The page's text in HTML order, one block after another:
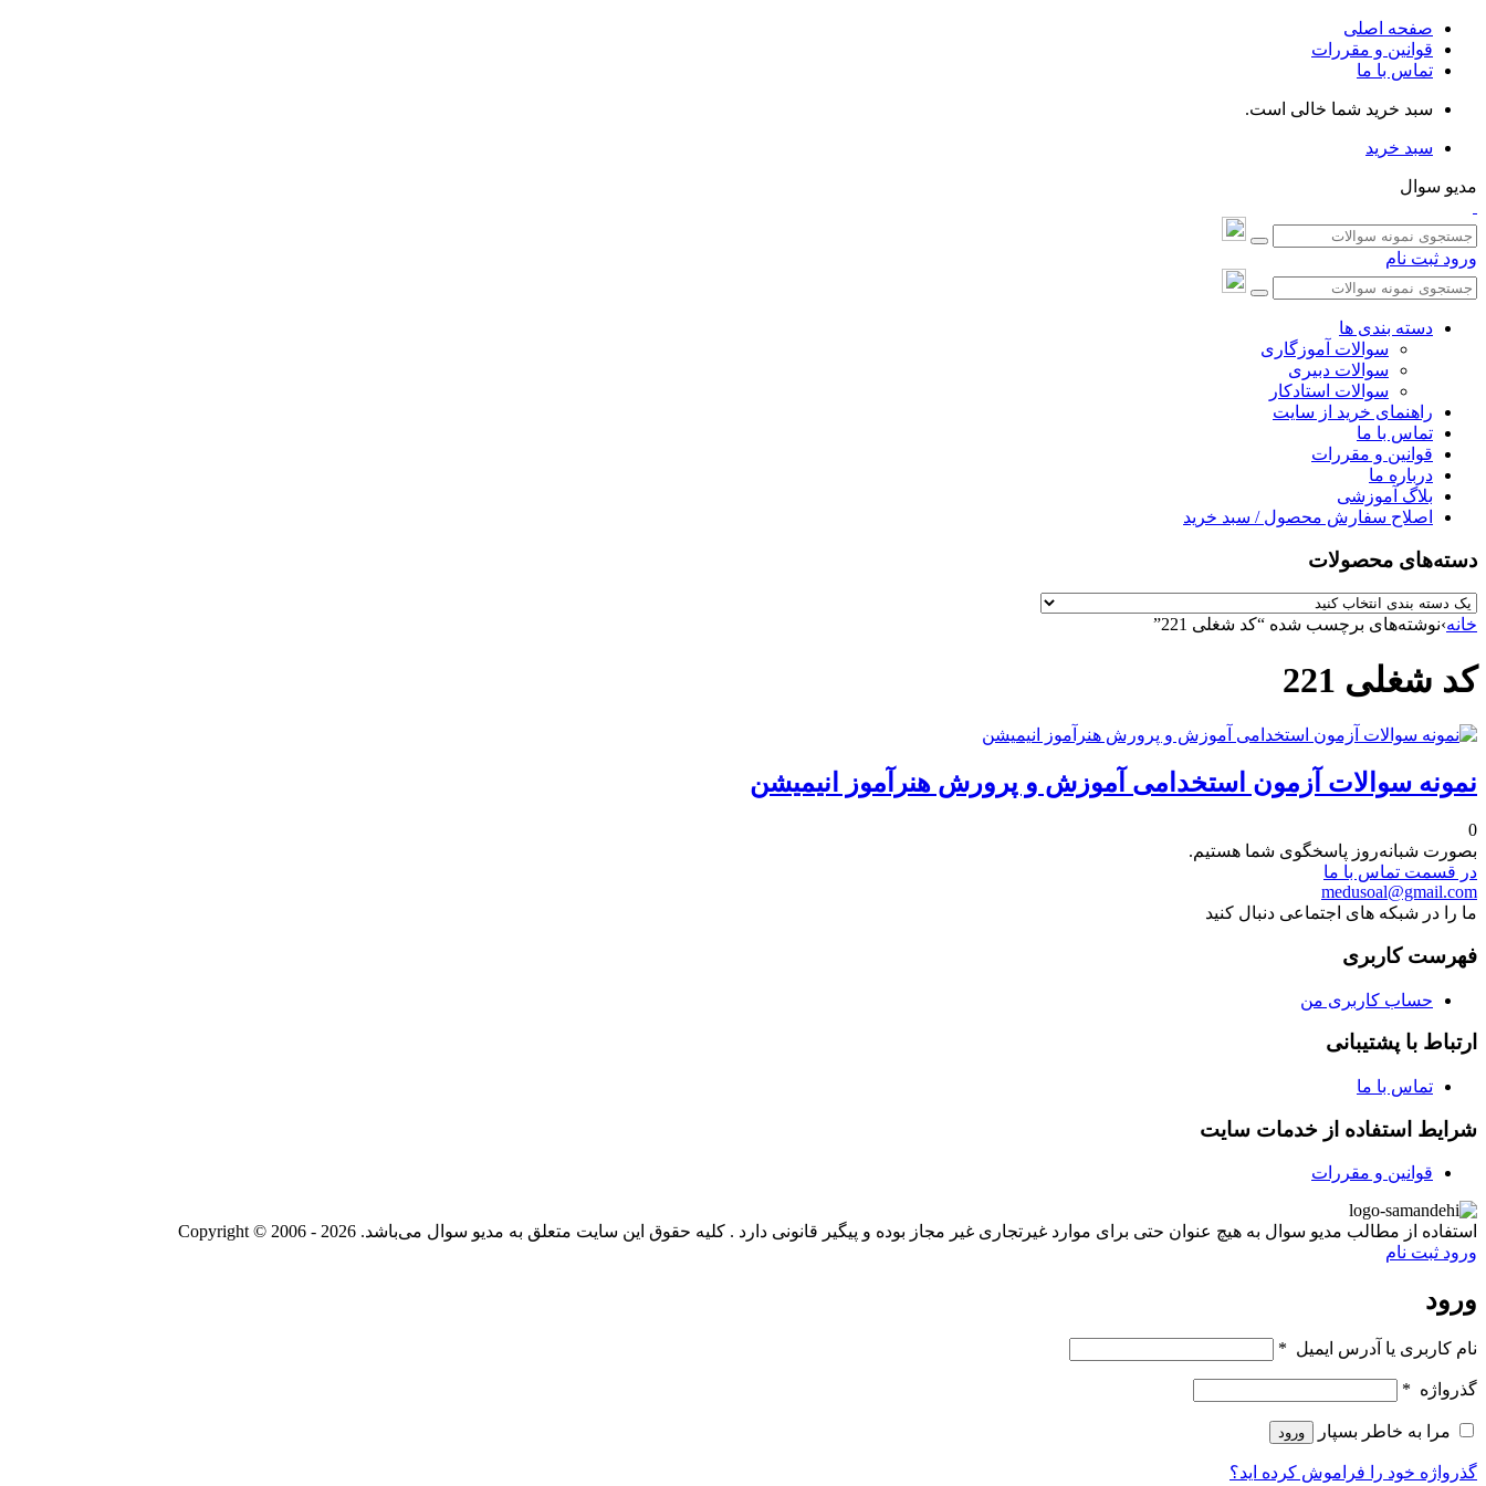
صفحه اصلی
قوانین و مقررات
تماس با ما
سبد خرید شما خالی است.
سبد خرید
مدیو سوال
ورود ثبت نام
دسته بندی ها
سوالات آموزگاری
سوالات دبیری
سوالات استادکار
راهنمای خرید از سایت
تماس با ما
قوانین و مقررات
درباره ما
بلاگ آموزشی
اصلاح سفارش محصول / سبد خرید
دسته‌های محصولات
خانه›نوشته‌های برچسب شده “کد شغلی 221”
کد شغلی 221
نمونه سوالات آزمون استخدامی آموزش و پرورش هنرآموز انیمیشن
0
بصورت شبانه‌روز پاسخگوی شما هستیم.
در قسمت تماس با ما
medusoal@gmail.com
ما را در شبکه های اجتماعی دنبال کنید
فهرست کاربری
حساب کاربری من
ارتباط با پشتیبانی
تماس با ما
شرایط استفاده از خدمات سایت
قوانین و مقررات
استفاده از مطالب مدیو سوال به هیچ عنوان حتی برای موارد غیرتجاری غیر مجاز بوده و پیگیر قانونی دارد . کلیه حقوق این سایت متعلق به مدیو سوال می‌باشد. Copyright © 2006 - 2026
ورود ثبت نام
ورود
نام کاربری یا آدرس ایمیل *
گذرواژه *
مرا به خاطر بسپار ورود
گذرواژه خود را فراموش کرده اید؟